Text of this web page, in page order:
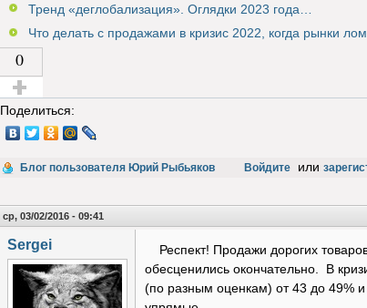
Тренд «деглобализация». Оглядки 2023 года…
Что делать с продажами в кризис 2022, когда рынки
0
Голос за!
Поделиться:
Блог пользователя Юрий Рыбьяков Войдите или
ср, 03/02/2016 - 09:41
Sergei
Респект! Продажи дорогих
обесценились окончательно. В
(по разным оценкам) от 43 до 49%